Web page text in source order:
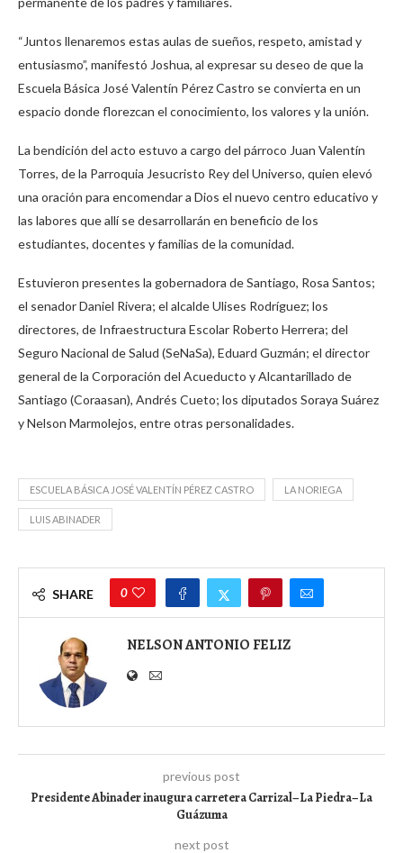
“Juntos llenaremos estas aulas de sueños, respeto, amistad y
entusiasmo”, manifestó Joshua, al expresar su deseo de que la
Escuela Básica José Valentín Pérez Castro se convierta en un
espacio donde florezcan el conocimiento, los valores y la unión.
La bendición del acto estuvo a cargo del párroco Juan Valentín
Torres, de la Parroquia Jesucristo Rey del Universo, quien elevó
una oración para encomendar a Dios el nuevo centro educativo y
las labores que allí se desarrollarán en beneficio de los
estudiantes, docentes y familias de la comunidad.
Estuvieron presentes la gobernadora de Santiago, Rosa Santos;
el senador Daniel Rivera; el alcalde Ulises Rodríguez; los
directores, de Infraestructura Escolar Roberto Herrera; del
Seguro Nacional de Salud (SeNaSa), Eduard Guzmán; el director
general de la Corporación del Acueducto y Alcantarillado de
Santiago (Coraasan), Andrés Cueto; los diputados Soraya Suárez
y Nelson Marmolejos, entre otras personalidades.
ESCUELA BÁSICA JOSÉ VALENTÍN PÉREZ CASTRO LA NORIEGA
LUIS ABINADER
SHARE 0
NELSON ANTONIO FELIZ
previous post
Presidente Abinader inaugura carretera Carrizal–La Piedra–La
Guázuma
next post